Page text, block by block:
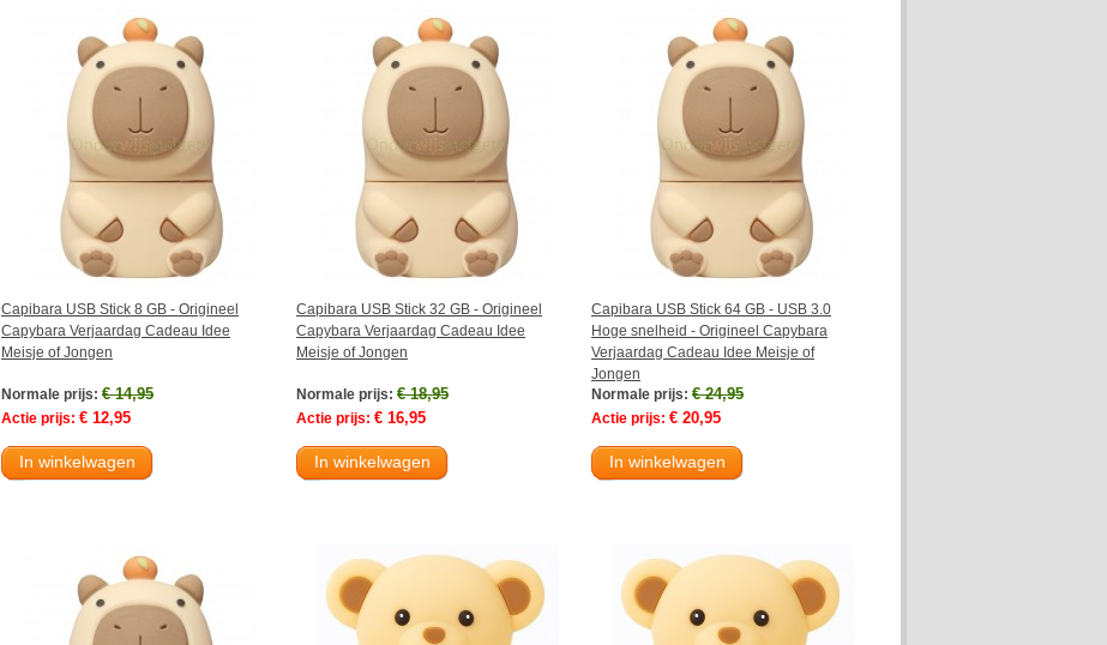
Capibara USB Stick 8 GB - Origineel
Capybara Verjaardag Cadeau Idee
Meisje of Jongen
Normale prijs: € 14,95
Actie prijs: € 12,95
In winkelwagen
Capibara USB Stick 32 GB - Origineel
Capybara Verjaardag Cadeau Idee
Meisje of Jongen
Normale prijs: € 18,95
Actie prijs: € 16,95
In winkelwagen
Capibara USB Stick 64 GB - USB 3.0
Hoge snelheid - Origineel Capybara
Verjaardag Cadeau Idee Meisje of
Jongen
Normale prijs: € 24,95
Actie prijs: € 20,95
In winkelwagen